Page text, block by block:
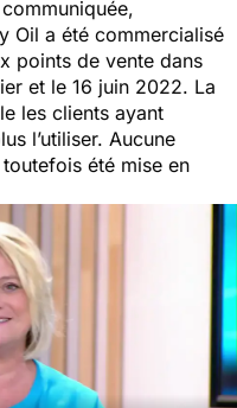
communiquée,
Oil a été commercialisé
points de vente dans
et le 16 juin 2022. La
les clients ayant
l’utiliser. Aucune
été mise en